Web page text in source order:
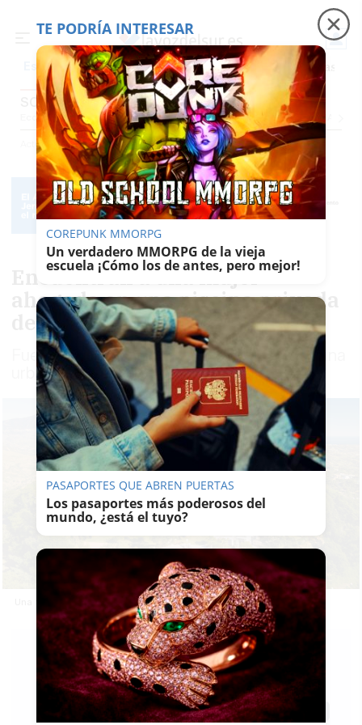
Es noticia Precio luz Perseidas Fábrica de botellas
SOCIEDAD
EconomíaSociedadInternacionalPolíticaEcología Educación Salud
Actualidad Sociedad
Encuentran a una mujer
ahogada en una piscina privada
de Marbella
Fue hallada a última hora de este lunes en una
urbanización privada de la Costa del Sol
Una fotografía aérea de Marbella del portal Mpdunne
LAVOZDELSUR.ES
27/07/2021Actualizado: 27/07/2021 - 09:27
Facebook
X WhatsApp
Copy Guardar
TE PODRÍA INTERESAR
COREPUNK MMORPG
Un verdadero MMORPG de la vieja
escuela ¡Cómo los de antes, pero mejor!
PASAPORTES QUE ABREN PUERTAS
Los pasaportes más poderosos del
mundo, ¿está el tuyo?